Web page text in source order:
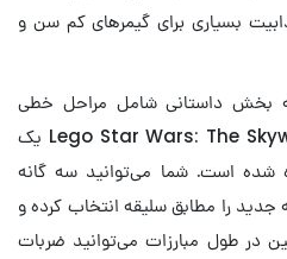
بسیاری برای گیمرهای کم سن و
بخش داستانی شامل مراحل خطی
می‌شود، در بازی Lego Star Wars: The Skywalker Saga یک
شده است. شما می‌توانید سه گانه
را مطابق سلیقه انتخاب کرده و
در طول مبارزات می‌توانید ضربات